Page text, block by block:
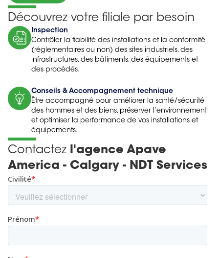
Découvrez votre filiale par besoin
Inspection
Contrôler la fiabilité des installations et la conformité
(réglementaires ou non) des sites industriels, des
infrastructures, des bâtiments, des équipements et
des procédés.
Conseils & Accompagnement technique
Être accompagné pour améliorer la santé/sécurité
des hommes et des biens, préserver l’environnement
et optimiser la performance de vos installations et
équipements.
Contactez l'agence Apave
America - Calgary - NDT Services